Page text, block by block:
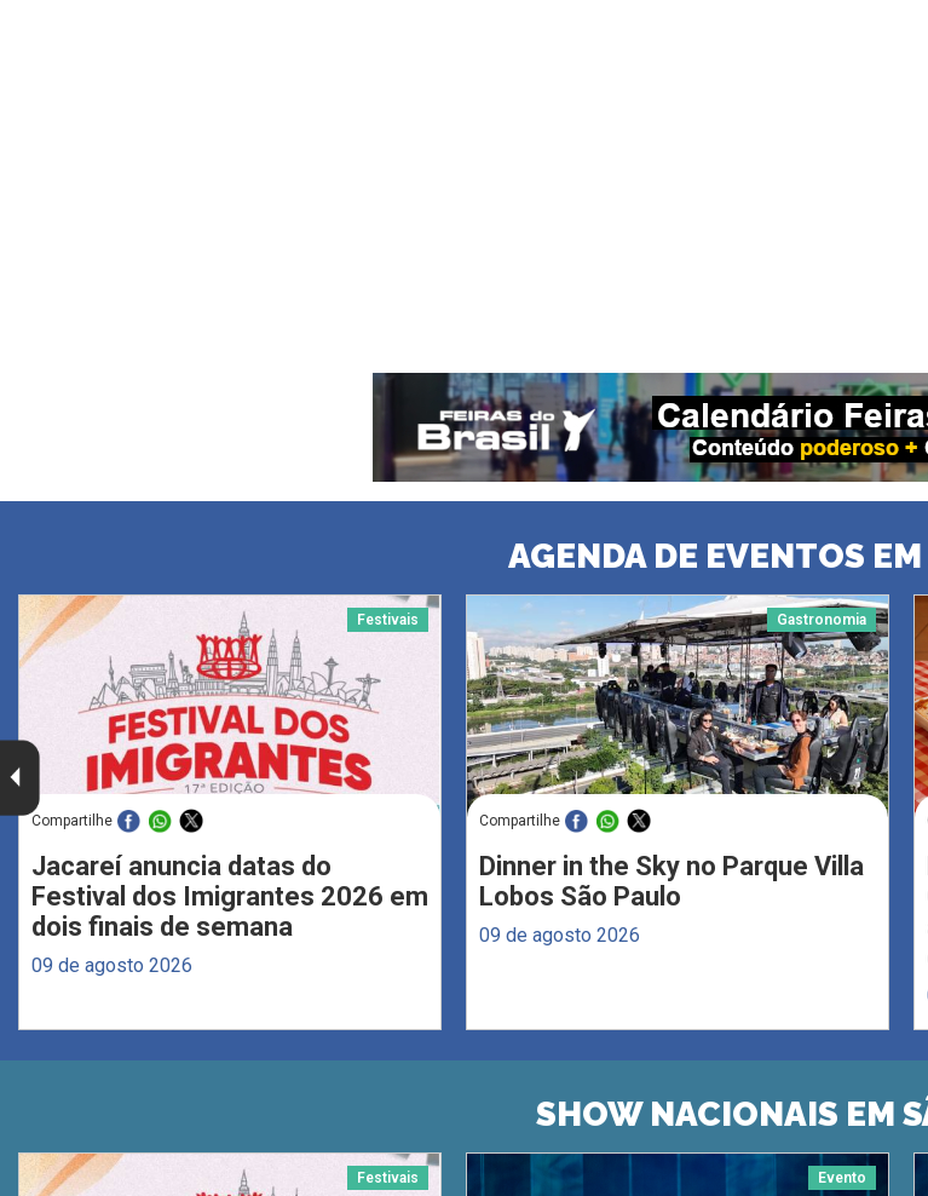
AGENDA DE EVENTOS
Festivais
Compartilhe
Jacareí anuncia datas do
Festival dos Imigrantes 2026 em
dois finais de semana
09 de agosto 2026
Gastronomia
Compartilhe
Dinner in the Sky no Parque Villa
Lobos São Paulo
09 de agosto 2026
SHOW NACIONAIS EM
Festivais Evento